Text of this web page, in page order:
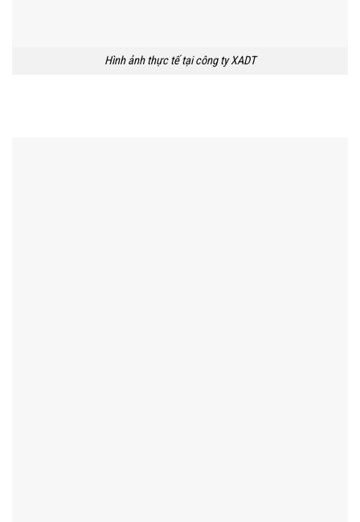
Hình ảnh thực tế tại công ty XADT